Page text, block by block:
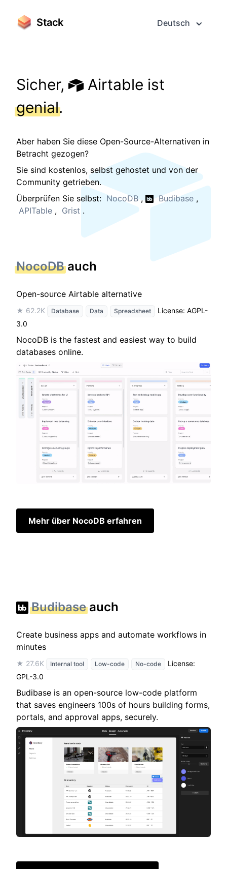
Stack Deutsch
Sicher,
Airtable ist
genial.
Aber haben Sie diese Open-Source-Alternativen in
Betracht gezogen?
Sie sind kostenlos, selbst gehostet und von der
Community getrieben.
Überprüfen Sie selbst: NocoDB, Budibase ,
APITable , Grist .
NocoDBauch
Open-source Airtable alternative
★ 62.2K Database Data Spreadsheet
License: AGPL-
3.0
NocoDB is the fastest and easiest way to build
databases online.
Mehr über NocoDB erfahren
Budibaseauch
Create business apps and automate workflows in
minutes
★ 27.6K Internal tool Low-code No-code
License:
GPL-3.0
Budibase is an open-source low-code platform
that saves engineers 100s of hours building forms,
portals, and approval apps, securely.